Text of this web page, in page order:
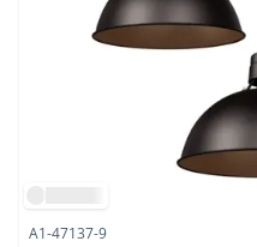
A1-47137-9